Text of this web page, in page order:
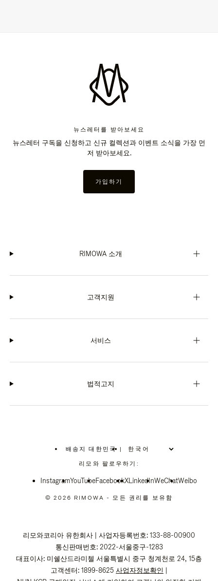
뉴스레터를 받아보세요
뉴스레터 구독을 신청하고 신규 컬렉션과 이벤트 소식을 가장 먼
저 받아보세요.
가입하기
RIMOWA 소개
고객지원
서비스
법적고지
배송지 대한민국
위
치
선
십
|
리모와 팔로우하기:
InstagramYouTubeFacebookXLinkedInWeChatWeibo
© 2026 RIMOWA - 모든 권리를 보유함
리모와코리아 유한회사 | 사업자등록번호: 133-88-00900
통신판매번호: 2022-서울중구-1283
대표이사: 미쉘산드라미첼 서울특별시 중구 청계천로 24, 15층
고객센터: 1899-8625 사업자정보확인 |